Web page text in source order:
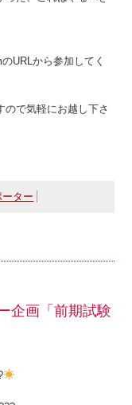
URLから参加してく
で気軽にお越し下さ
ーター
企画「前期試験